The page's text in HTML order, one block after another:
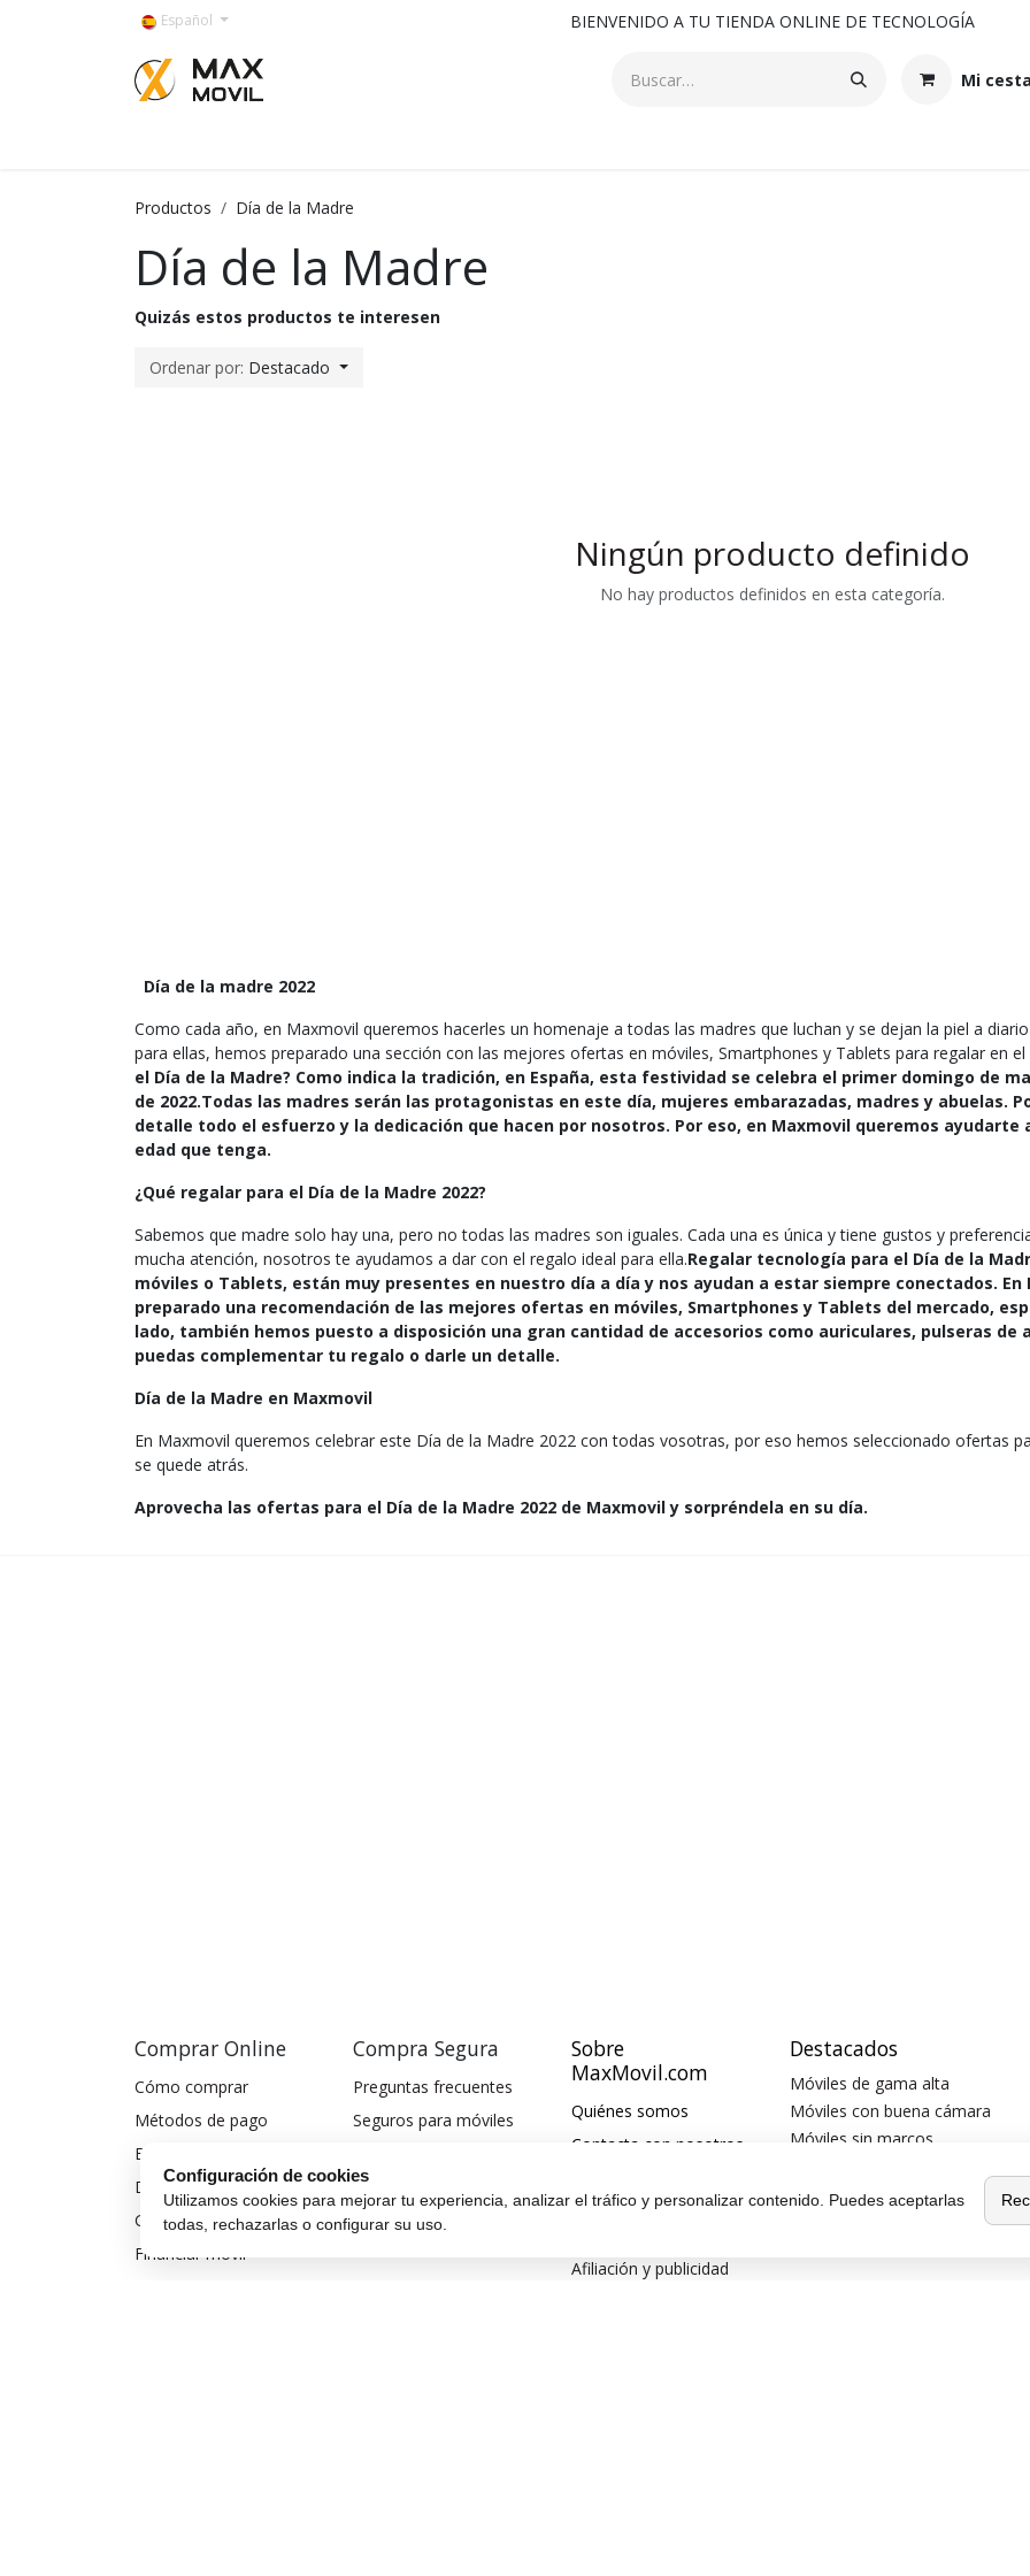
Español BIENVENIDO A TU TIENDA ONLINE DE TECNOLOGÍA
Mi cesta
Productos Día de la Madre
Día de la Madre
Quizás estos productos te interesen
Ordenar por: Destacado
Ningún producto definido
No hay productos definidos en esta categoría.
Día de la madre 2022
Como cada año, en Maxmovil queremos hacerles un homenaje a todas las madres que luchan y se dejan la piel a
para ellas, hemos preparado una sección con las mejores ofertas en móviles, Smartphones y Tablets para regalar en el
el Día de la Madre? Como indica la tradición, en España, esta festividad se celebra el primer domingo de
de 2022.Todas las madres serán las protagonistas en este día, mujeres embarazadas, madres y abuelas.
detalle todo el esfuerzo y la dedicación que hacen por nosotros. Por eso, en Maxmovil queremos
edad que tenga.
¿Qué regalar para el Día de la Madre 2022?
Sabemos que madre solo hay una, pero no todas las madres son iguales. Cada una es única y tiene gustos y
mucha atención, nosotros te ayudamos a dar con el regalo ideal para ella.Regalar tecnología para el Día de la
móviles o Tablets, están muy presentes en nuestro día a día y nos ayudan a estar siempre conectados. En
preparado una recomendación de las mejores ofertas en móviles, Smartphones y Tablets del mercado,
lado, también hemos puesto a disposición una gran cantidad de accesorios como auriculares, pulseras
puedas complementar tu regalo o darle un detalle.
Día de la Madre en Maxmovil
En Maxmovil queremos celebrar este Día de la Madre 2022 con todas vosotras, por eso hemos seleccionado ofertas
se quede atrás.
Aprovecha las ofertas para el Día de la Madre 2022 de Maxmovil y sorpréndela en su día.
Comprar Online
Cómo comprar
Métodos de pago
Envío y entrega
Devoluciones y cambios
Garantía de compra
Financiar móvil
Compra Segura
Preguntas frecuentes
Seguros para móviles
Política de privacidad
Política de cookies
Sobre
MaxMovil.com
Quiénes somos
Contacta con nosotros
¿Quieres ser
Afiliación y publicidad
Destacados
Móviles de gama alta
Móviles con buena cámara
Móviles sin marcos
Móviles todoterreno
Configuración de cookies
Utilizamos cookies para mejorar tu experiencia, analizar el tráfico y personalizar contenido. Puedes aceptarlas
todas, rechazarlas o configurar su uso.